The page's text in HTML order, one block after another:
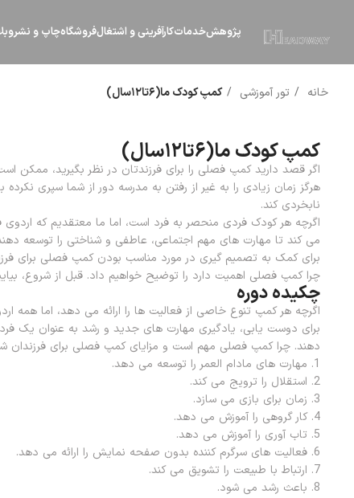
پژوهشخدماتکارآفرینی و اشتغالفروشگاهچاپ و نشر
خانه تور آموزشی کمپ کودک ما(۶تا۱۲سال)
کمپ کودک ما(۶تا۱۲سال)
اگر قصد دارید کمپ فصلی را برای فرزندتان در نظر بگیرید، ممکن
هرگز زمان زیادی را به غیر از رفتن به مدرسه دور از شما سپری
نابخردی کند.
اگرچه هر کودک فردی منحصر به فرد است، اما ما معتقدیم که
می کند تا مهارت های مهم اجتماعی، عاطفی و شناختی را توسعه
برای کمک به تصمیم گیری در مورد مناسب بودن کمپ فصلی برای
چرا کمپ فصلی اهمیت دارد را توضیح خواهیم داد. قبل از شروع،
چکیده دوره
اگرچه هر کمپ تنوع خاصی از فعالیت ها را ارائه می دهد، اما همه
برای دوست یابی، یادگیری مهارت های جدید و رشد به عنوان یک فرد
دهند. چرا کمپ فصلی مهم است و مزایای کمپ فصلی برای فرزندان
1. مهارت های مادام العمر را توسعه می دهد.
2. استقلال را ترویج می کند.
3. زمان برای بازی می سازد.
4. کار گروهی را آموزش می دهد.
5. تاب آوری را آموزش می دهد.
6. فعالیت های سرگرم کننده بدون صفحه نمایش را ارائه می دهد.
7. ارتباط با طبیعت را تشویق می کند.
8. باعث رشد می شود.